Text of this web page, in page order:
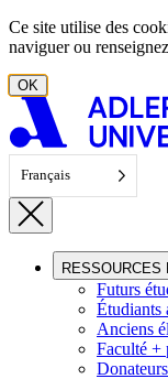
Aller au contenu
Ce site utilise des
naviguer ou
OK
Français
RESSOURCES
Futurs
Étudiants
Anciens
Faculté +